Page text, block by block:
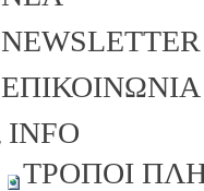
NEWSLETTER
ΕΠΙΚΟΙΝΩΝΙΑ
INFO
ΤΡΟΠΟΙ